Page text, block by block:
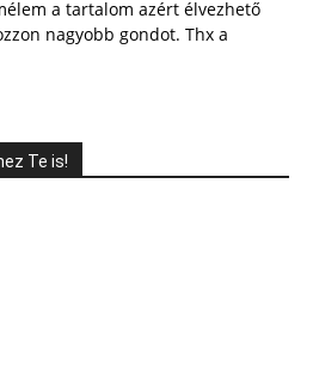
a tartalom azért élvezhető
nagyobb gondot. Thx a
Te is!